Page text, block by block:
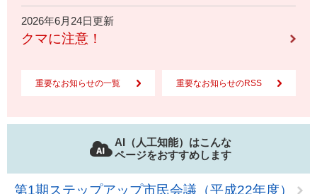
2026年6月24日更新
クマに注意！
重要なお知らせの一覧 重要なお知らせのRSS
AI（人工知能）はこんな
ページをおすすめします
第1期ステップアップ市民会議（平成22年度）